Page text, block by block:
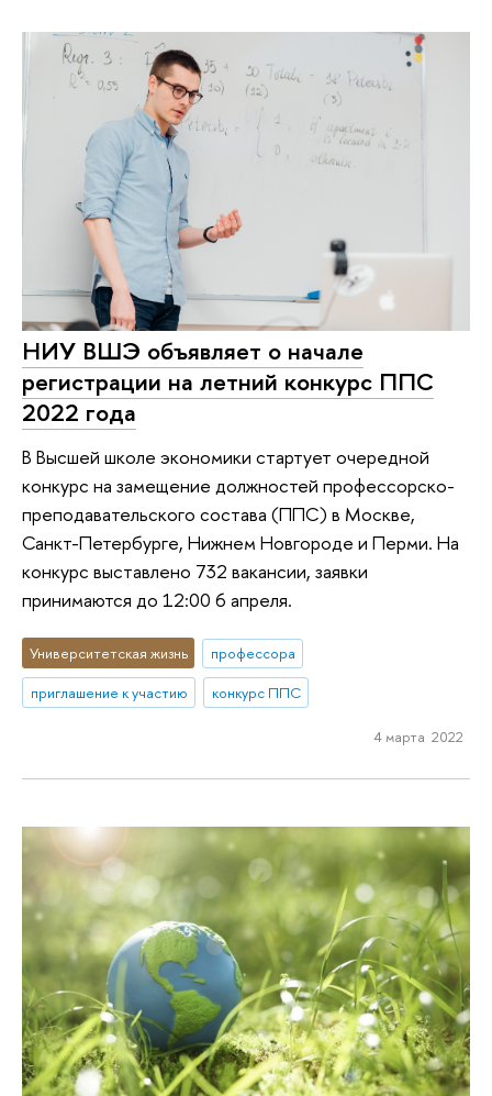
НИУ ВШЭ объявляет о начале
регистрации на летний конкурс ППС
2022 года
В Высшей школе экономики стартует очередной
конкурс на замещение должностей профессорско-
преподавательского состава (ППС) в Москве,
Санкт-Петербурге, Нижнем Новгороде и Перми. На
конкурс выставлено 732 вакансии, заявки
принимаются до 12:00 6 апреля.
Университетская жизнь
профессора
приглашение к участию
конкурс ППС
4 марта 2022